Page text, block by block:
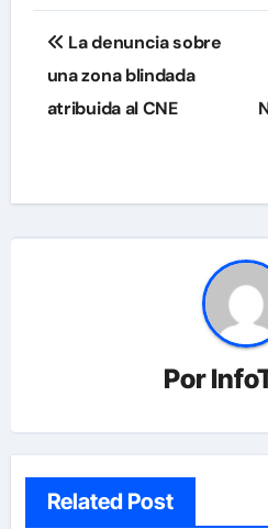
Navegación
de
entradas
La denuncia sobre
una zona blindada
atribuida al CNE
Por
Related Post